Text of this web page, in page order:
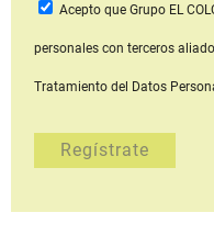
Acepto que Grupo EL
personales con terceros
Tratamiento del Datos